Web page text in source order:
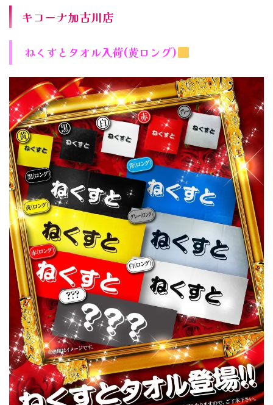
キコーナ加古川店
ねくすとタオル入荷(黄ロング)